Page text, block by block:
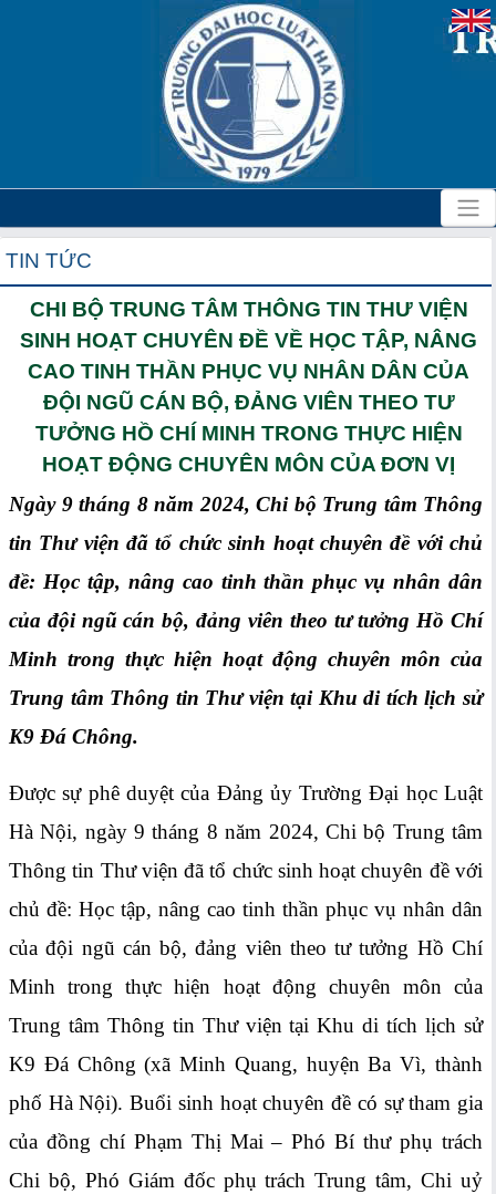
TIN TỨC
CHI BỘ TRUNG TÂM THÔNG TIN THƯ VIỆN
SINH HOẠT CHUYÊN ĐỀ VỀ HỌC TẬP, NÂNG
CAO TINH THẦN PHỤC VỤ NHÂN DÂN CỦA
ĐỘI NGŨ CÁN BỘ, ĐẢNG VIÊN THEO TƯ
TƯỞNG HỒ CHÍ MINH TRONG THỰC HIỆN
HOẠT ĐỘNG CHUYÊN MÔN CỦA ĐƠN VỊ
Ngày 9 tháng 8 năm 2024, Chi bộ Trung tâm Thông
tin Thư viện đã tổ chức sinh hoạt chuyên đề với chủ
đề: Học tập, nâng cao tinh thần phục vụ nhân dân
của đội ngũ cán bộ, đảng viên theo tư tưởng Hồ Chí
Minh trong thực hiện hoạt động chuyên môn của
Trung tâm Thông tin Thư viện tại Khu di tích lịch sử
K9 Đá Chông.
Được sự phê duyệt của Đảng ủy Trường Đại học Luật
Hà Nội, ngày 9 tháng 8 năm 2024, Chi bộ Trung tâm
Thông tin Thư viện đã tổ chức sinh hoạt chuyên đề với
chủ đề: Học tập, nâng cao tinh thần phục vụ nhân dân
của đội ngũ cán bộ, đảng viên theo tư tưởng Hồ Chí
Minh trong thực hiện hoạt động chuyên môn của
Trung tâm Thông tin Thư viện tại Khu di tích lịch sử
K9 Đá Chông (xã Minh Quang, huyện Ba Vì, thành
phố Hà Nội). Buổi sinh hoạt chuyên đề có sự tham gia
của đồng chí Phạm Thị Mai – Phó Bí thư phụ trách
Chi bộ, Phó Giám đốc phụ trách Trung tâm, Chi uỷ